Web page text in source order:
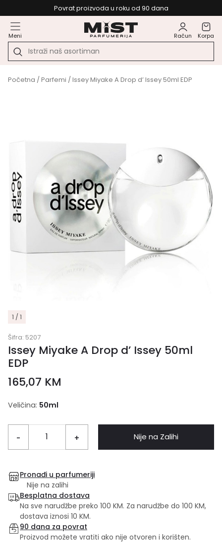
Povrat proizvoda u roku od 90 dana
Meni Račun Korpa
Početna /Parfemi / Issey Miyake A Drop d’ Issey 50ml EDP
1 / 1
Šifra: 5207
Issey Miyake A Drop d’ Issey 50ml
EDP
165,07 KM
Veličina: 50ml
- + Nije na Zalihi
Pronađi u parfumeriji
Nije na zalihi
Besplatna dostava
Na sve narudžbe preko 100 KM. Za narudžbe do 100 KM,
dostava iznosi 10 KM.
90 dana za povrat
Proizvod možete vratiti ako nije otvoren i korišten.